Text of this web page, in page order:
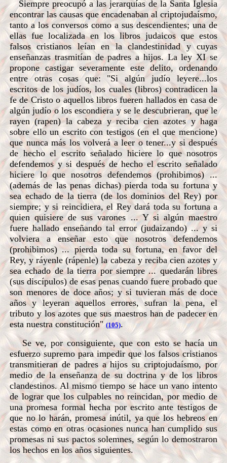
Siempre preocupó a las jerarquías de la Santa Iglesia
encontrar las causas que encadenaban al criptojudaísmo,
tanto a los conversos como a sus descendientes; una de
ellas fue localizada en los libros judaicos que estos
falsos cristianos leían en la clandestinidad y cuyas
enseñanzas trasmitían de padres a hijos. La ley XI se
propone castigar severamente este delito, ordenando
entre otras cosas que: "Si algún judío leyere...los
escritos de los judíos, los cuales (libros) contradicen la
fe de Cristo o aquellos libros fueren hallados en casa de
algún judío o los escondiera y se le descubrieran, que le
rayen (rapen) la cabeza y reciba cien azotes y haga
sobre ello un escrito con testigos (en el que mencione)
que nunca más los volverá a leer o tener...y si después
de hecho el escrito señalado hiciere lo que nosotros
defendemos y si después de hecho el escrito señalado
hiciere lo que nosotros defendemos (prohibimos) ...
(además de las penas dichas) pierda toda su fortuna y
sea echado de la tierra (de los dominios del Rey) por
siempre; y si reincidiera, el Rey dará toda su fortuna a
quien quisiere de sus varones ... Y si algún maestro
fuere hallado enseñando tal error (judaizando) ... y si
volviera a enseñar esto que nosotros defendemos
(prohibimos) ... pierda toda su fortuna, en favor del
Rey, y ráyenle (rápenle) la cabeza y reciba cien azotes y
sea echado de la tierra por siempre ... quedarán libres
(sus discípulos) de esas penas cuando fuere probado que
son menores de doce años; y si tuvieran más de doce
años y leyeran aquellos errores, sufran la pena, el
tributo y los azotes que sus maestros han de padecer en
esta nuestra constitución" (105).
Se ve, por consiguiente, que con esto se hacía un
esfuerzo supremo para impedir que los falsos cristianos
transmitieran de padres a hijos su criptojudaísmo, por
medio de la enseñanza de su doctrina y de los libros
clandestinos. Al mismo tiempo se hace un vano intento
de lograr que los culpables no reincidan, por medio de
una promesa formal hecha por escrito ante testigos de
que no lo harán, promesa inútil, ya que los hebreos en
estas como en otras ocasiones nunca han cumplido sus
promesas ni sus pactos solemnes, según lo demostraron
los hechos en los años siguientes.